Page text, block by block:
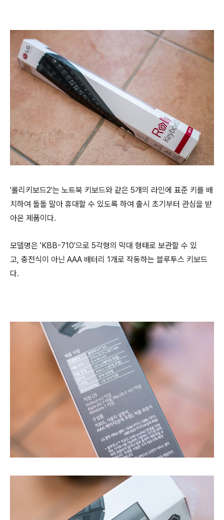
'롤리키보드2'는 노트북 키보드와 같은 5개의 라인에 표준 키를 배
치하여 돌돌 말아 휴대할 수 있도록 하여 출시 초기부터 관심을 받
아온 제품이다.
​모델명은 'KBB-710'으로 5각형의 막대 형태로 보관할 수 있
고, 충전식이 아닌 AAA 배터리 1개로 작동하는 블루투스 키보드
다.